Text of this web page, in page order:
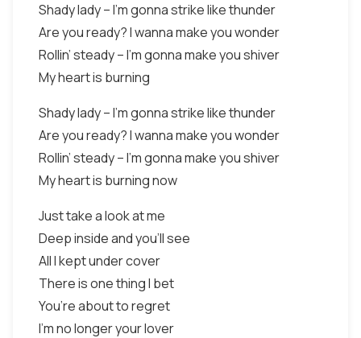
Shady lady – I’m gonna strike like thunder
Are you ready? I wanna make you wonder
Rollin’ steady – I’m gonna make you shiver
My heart is burning
Shady lady – I’m gonna strike like thunder
Are you ready? I wanna make you wonder
Rollin’ steady – I’m gonna make you shiver
My heart is burning now
Just take a look at me
Deep inside and you’ll see
All I kept under cover
There is one thing I bet
You’re about to regret
I’m no longer your lover